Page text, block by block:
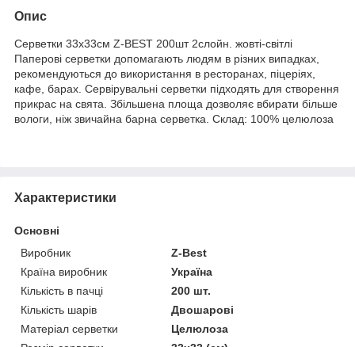
Опис
Серветки 33х33см Z-BEST 200шт 2слойн. жовті-світлі
Паперові серветки допомагають людям в різних випадках,
рекомендуються до використання в ресторанах, піцеріях,
кафе, барах. Сервірувальні серветки підходять для створення
прикрас на свята. Збільшена площа дозволяє вбирати більше
вологи, ніж звичайна барна серветка. Склад: 100% целюлоза
Характеристики
Основні
Виробник
Z-Best
Країна виробник
Україна
Кількість в пачці
200 шт.
Кількість шарів
Двошарові
Матеріал серветки
Целюлоза